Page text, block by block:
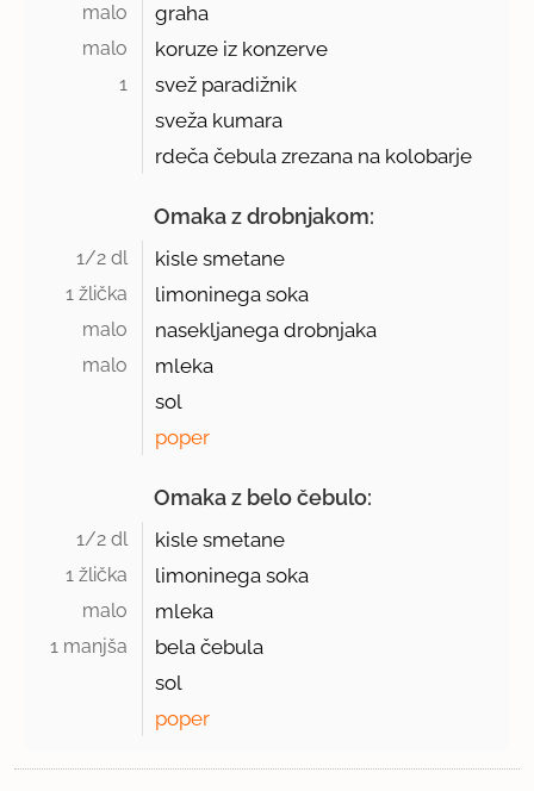
malo graha
malo koruze iz konzerve
1
svež paradižnik
sveža kumara
rdeča čebula zrezana na kolobarje
Omaka z drobnjakom:
1/2 dl kisle smetane
1 žlička limoninega soka
malo nasekljanega drobnjaka
malo
mleka
sol
poper
Omaka z belo čebulo:
1/2 dl kisle smetane
1 žlička limoninega soka
malo mleka
1 manjša
bela čebula
sol
poper